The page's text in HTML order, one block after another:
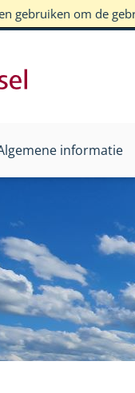
gebruiken om de
informatie